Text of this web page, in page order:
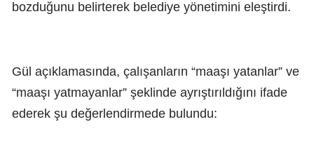
bozduğunu belirterek belediye yönetimini eleştirdi.
Gül açıklamasında, çalışanların “maaşı yatanlar” ve
“maaşı yatmayanlar” şeklinde ayrıştırıldığını ifade
ederek şu değerlendirmede bulundu: